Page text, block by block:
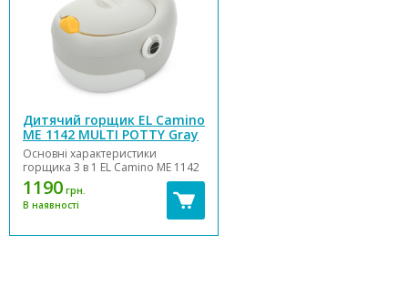
Дитячий горщик EL Camino
ME 1142 MULTI POTTY Gray
Основні характеристики
горщика 3 в 1 EL Camino ME 1142
Multi Potty: Горщик можна
використовувати як: класичний
горщік; накладку на унітаз;
Виготовлено із високоякісного
1190 грн.
В наявності